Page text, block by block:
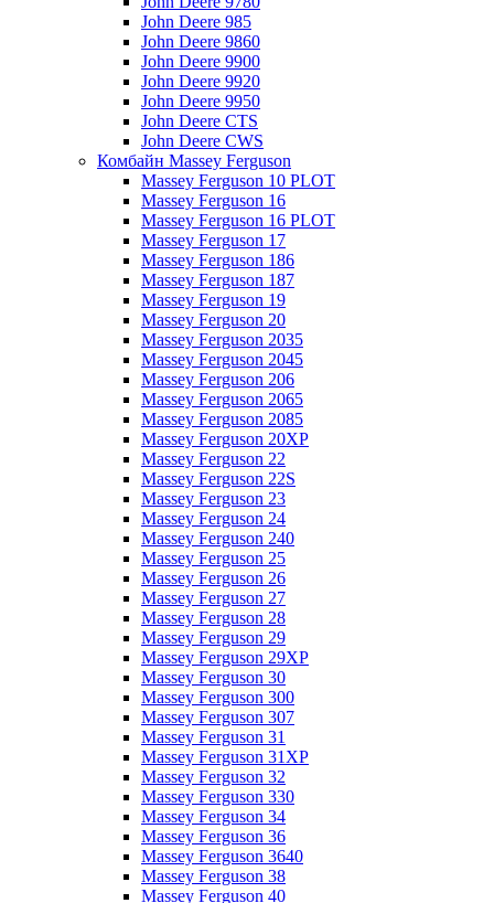
John Deere 985
John Deere 9860
John Deere 9900
John Deere 9920
John Deere 9950
John Deere CTS
John Deere CWS
Комбайн Massey Ferguson
Massey Ferguson 10 PLOT
Massey Ferguson 16
Massey Ferguson 16 PLOT
Massey Ferguson 17
Massey Ferguson 186
Massey Ferguson 187
Massey Ferguson 19
Massey Ferguson 20
Massey Ferguson 2035
Massey Ferguson 2045
Massey Ferguson 206
Massey Ferguson 2065
Massey Ferguson 2085
Massey Ferguson 20XP
Massey Ferguson 22
Massey Ferguson 22S
Massey Ferguson 23
Massey Ferguson 24
Massey Ferguson 240
Massey Ferguson 25
Massey Ferguson 26
Massey Ferguson 27
Massey Ferguson 28
Massey Ferguson 29
Massey Ferguson 29XP
Massey Ferguson 30
Massey Ferguson 300
Massey Ferguson 307
Massey Ferguson 31
Massey Ferguson 31XP
Massey Ferguson 32
Massey Ferguson 330
Massey Ferguson 34
Massey Ferguson 36
Massey Ferguson 3640
Massey Ferguson 38
Massey Ferguson 40